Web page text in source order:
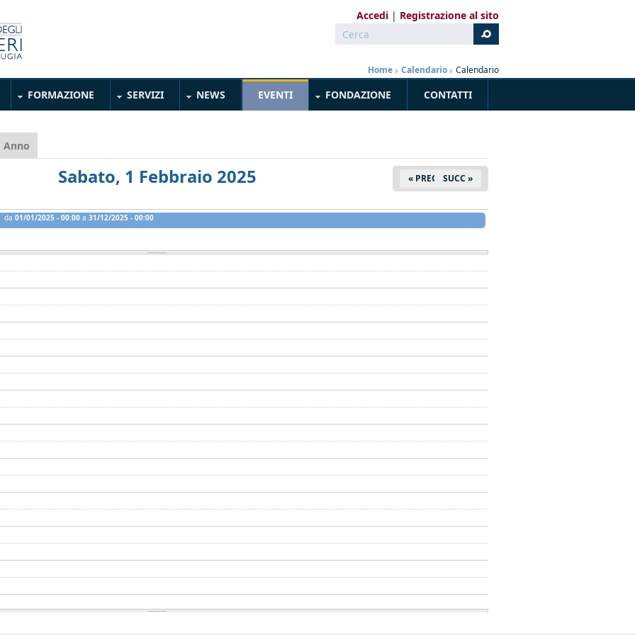
Accedi Registrazione al sito
Form di ricerca
Cerca
Home » Calendario » Calendario
FORMAZIONE SERVIZI NEWS EVENTI FONDAZIONE CONTATTI
attiva)
Anno
Sabato, 1 Febbraio 2025 « PREC SUCC »
da 01/01/2025 - 00:00a 31/12/2025 - 00:00